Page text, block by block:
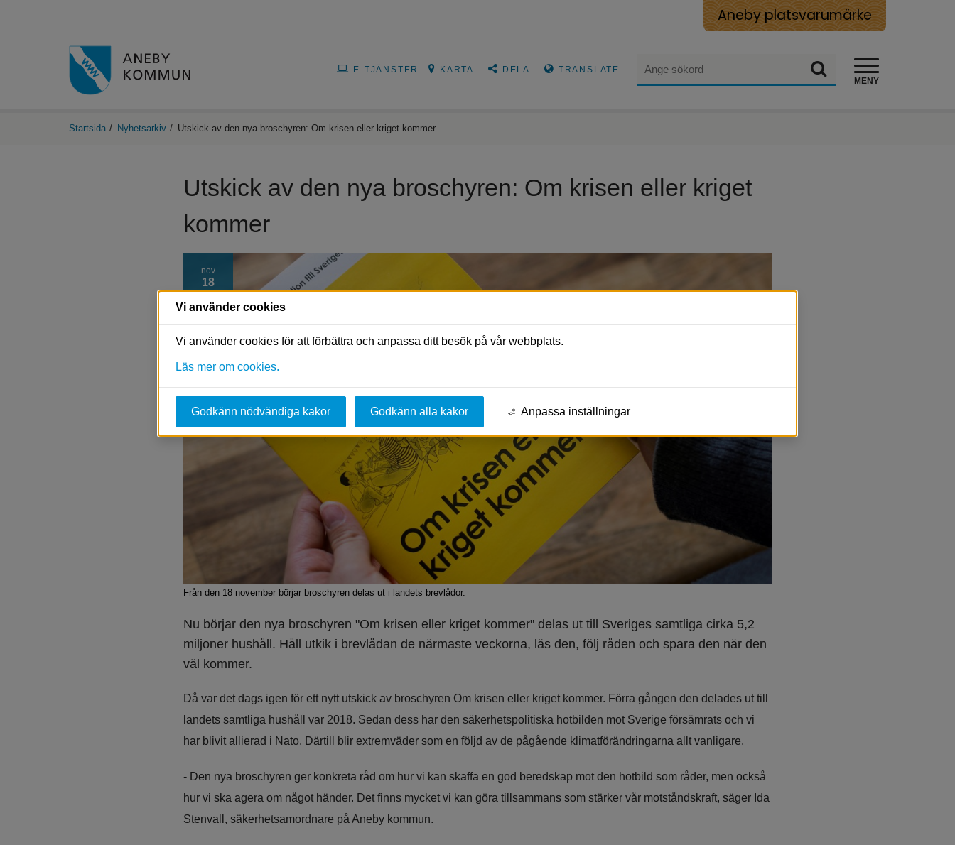
Aneby platsvarumärke
Sök
MENY
E-TJÄNSTER KARTA DELA TRANSLATE
Startsida / Nyhetsarkiv / Utskick av den nya broschyren: Om krisen eller kriget kommer
Utskick av den nya broschyren: Om krisen eller kriget
kommer
Från den 18 november börjar broschyren delas ut i landets brevlådor.
nov
18
Nu börjar den nya broschyren "Om krisen eller kriget kommer" delas ut till Sveriges samtliga cirka 5,2
miljoner hushåll. Håll utkik i brevlådan de närmaste veckorna, läs den, följ råden och spara den när den
väl kommer.
Då var det dags igen för ett nytt utskick av broschyren Om krisen eller kriget kommer. Förra gången den delades ut till
landets samtliga hushåll var 2018. Sedan dess har den säkerhetspolitiska hotbilden mot Sverige försämrats och vi
har blivit allierad i Nato. Därtill blir extremväder som en följd av de pågående klimatförändringarna allt vanligare.
- Den nya broschyren ger konkreta råd om hur vi kan skaffa en god beredskap mot den hotbild som råder, men också
hur vi ska agera om något händer. Det finns mycket vi kan göra tillsammans som stärker vår motståndskraft, säger Ida
Stenvall, säkerhetsamordnare på Aneby kommun.
Vi använder cookies
Vi använder cookies för att förbättra och anpassa ditt besök på vår webbplats.
Läs mer om cookies.
Godkänn nödvändiga kakor Godkänn alla kakor Anpassa inställningar